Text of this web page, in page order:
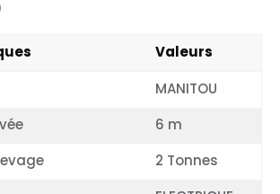
MANITOU
6 m
2 Tonnes
ELECTRIQUE